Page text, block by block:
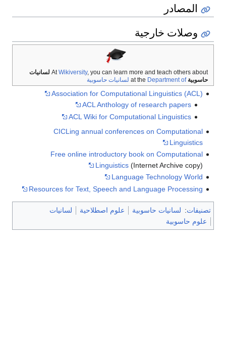
المصادر
وصلات خارجية
AtWikiversity, you can learn more and teach others about
لسانيات
حاسوبية at theDepartment of لسانيات حاسوبية
Association for Computational Linguistics (ACL)
ACL Anthology of research papers
ACL Wiki for Computational Linguistics
CICLing annual conferences on Computational
Linguistics
Free online introductory book on Computational
Linguistics(Internet Archive copy)
Language Technology World
Resources for Text, Speech and Language Processing
تصنيفات: لسانيات حاسوبية علوم اصطلاحية
لسانيات
علوم حاسوبية